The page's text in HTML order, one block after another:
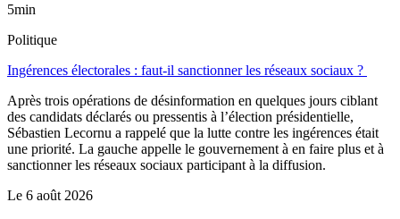
5min
Politique
Ingérences électorales : faut-il sanctionner les réseaux sociaux ?
Après trois opérations de désinformation en quelques jours ciblant
des candidats déclarés ou pressentis à l’élection présidentielle,
Sébastien Lecornu a rappelé que la lutte contre les ingérences était
une priorité. La gauche appelle le gouvernement à en faire plus et à
sanctionner les réseaux sociaux participant à la diffusion.
Le 6 août 2026